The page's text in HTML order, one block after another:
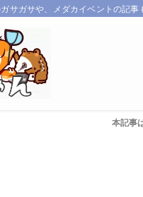
サガサや、メダカイベントの記事
本記事